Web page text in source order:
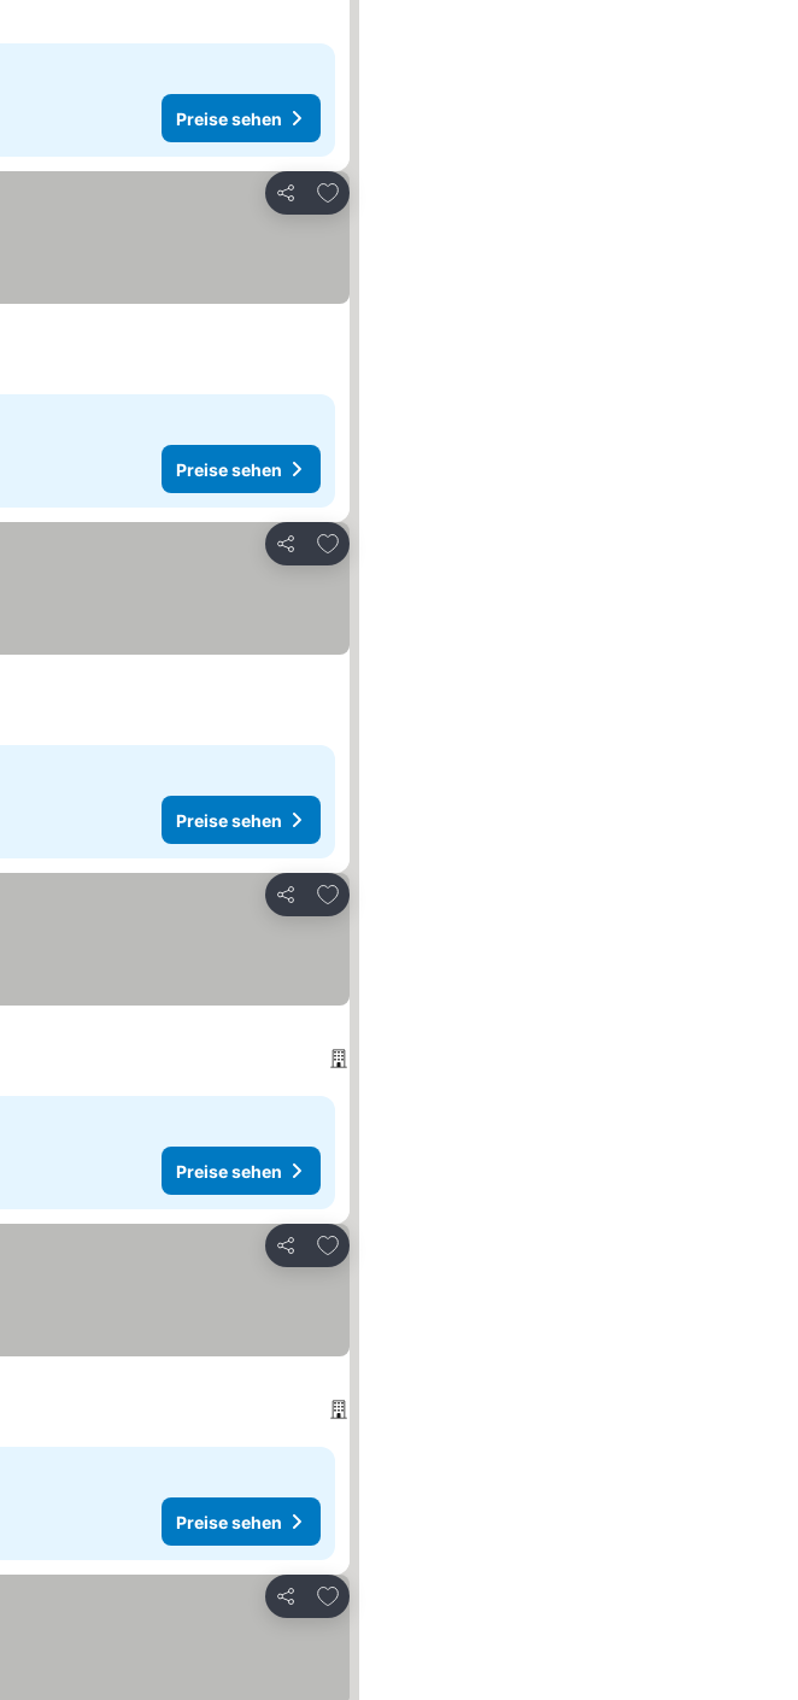
Preise sehen
Teilen
Zu Favoriten hinzufügen
Preise sehen
Teilen
Zu Favoriten hinzufügen
Preise sehen
Teilen
Zu Favoriten hinzufügen
Preise sehen
Teilen
Zu Favoriten hinzufügen
Preise sehen
Teilen
Zu Favoriten hinzufügen